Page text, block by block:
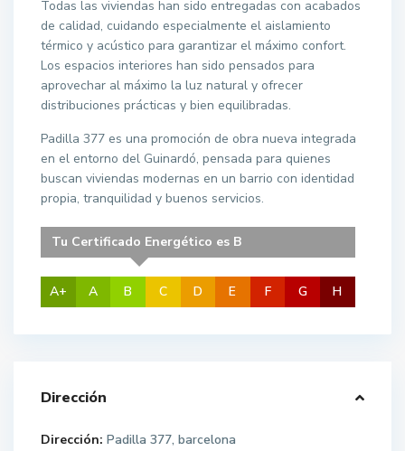
Todas las viviendas han sido entregadas con acabados
de calidad, cuidando especialmente el aislamiento
térmico y acústico para garantizar el máximo confort.
Los espacios interiores han sido pensados para
aprovechar al máximo la luz natural y ofrecer
distribuciones prácticas y bien equilibradas.
Padilla 377 es una promoción de obra nueva integrada
en el entorno del Guinardó, pensada para quienes
buscan viviendas modernas en un barrio con identidad
propia, tranquilidad y buenos servicios.
A+ A
Tu Certificado Energético es B
B C D E F G H
Dirección
Dirección: Padilla 377, barcelona